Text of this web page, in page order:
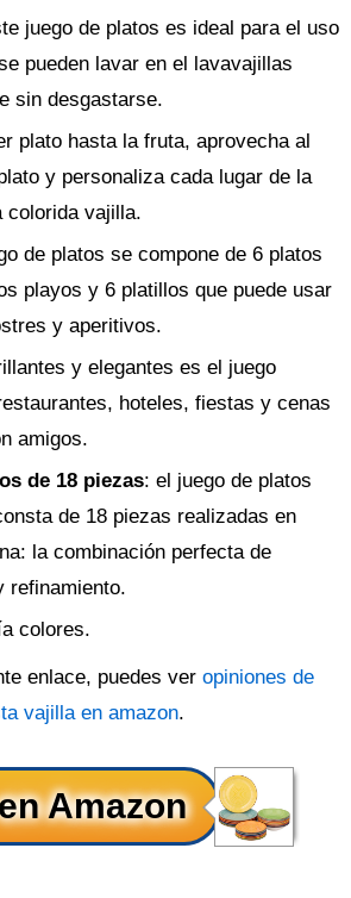
juego de platos es ideal para el uso
pueden lavar en el lavavajillas
sin desgastarse.
plato hasta la fruta, aprovecha al
y personaliza cada lugar de la
colorida vajilla.
de platos se compone de 6 platos
playos y 6 platillos que puede usar
y aperitivos.
y elegantes es el juego
hoteles, fiestas y cenas
amigos.
de 18 piezas: el juego de platos
de 18 piezas realizadas en
la combinación perfecta de
refinamiento.
colores.
enlace, puedes ver opiniones de
vajilla en amazon.